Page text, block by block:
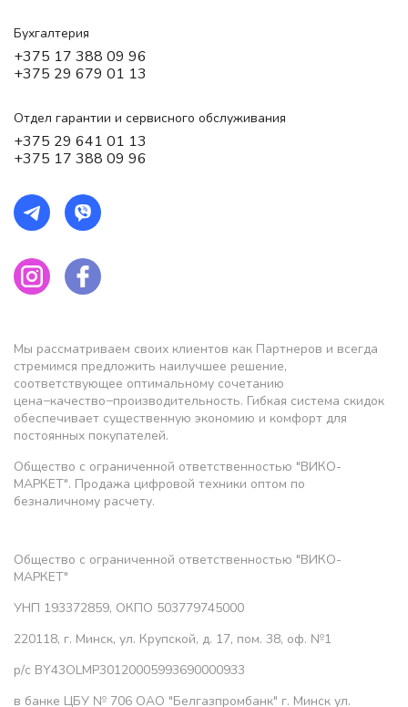
Бухгалтерия
+375 17 388 09 96
+375 29 679 01 13
Отдел гарантии и сервисного обслуживания
+375 29 641 01 13
+375 17 388 09 96
Мы рассматриваем своих клиентов как Партнеров и всегда
стремимся предложить наилучшее решение,
соответствующее оптимальному сочетанию
цена−качество−производительность. Гибкая система скидок
обеспечивает существенную экономию и комфорт для
постоянных покупателей.
Общество с ограниченной ответственностью "ВИКО-
МАРКЕТ". Продажа цифровой техники оптом по
безналичному расчету.
Общество с ограниченной ответственностью "ВИКО-
МАРКЕТ"
УНП 193372859, ОКПО 503779745000
220118, г. Минск, ул. Крупской, д. 17, пом. 38, оф. №1
р/с BY43OLMP30120005993690000933
в банке ЦБУ № 706 ОАО "Белгазпромбанк" г. Минск ул.